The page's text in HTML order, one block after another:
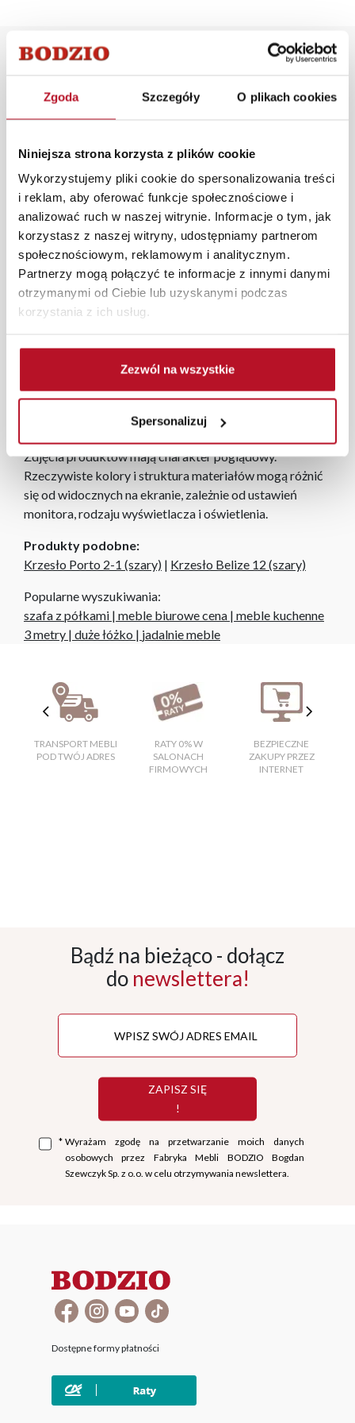
Zgoda Szczegóły O plikach cookies
Niniejsza strona korzysta z plików cookie
Wykorzystujemy pliki cookie do spersonalizowania treści
i reklam, aby oferować funkcje społecznościowe i
analizować ruch w naszej witrynie. Informacje o tym, jak
korzystasz z naszej witryny, udostępniamy partnerom
społecznościowym, reklamowym i analitycznym.
Partnerzy mogą połączyć te informacje z innymi danymi
otrzymanymi od Ciebie lub uzyskanymi podczas
korzystania z ich usług.
Zezwól na wszystkie
Spersonalizuj
Opis produktu
Nowoczesne i wygodne krzesło tapicerowane
dotyku materiałem. Pikowany tył krzesła podkreśla jego
walory estetyczne. Piękne, czarne metalowe nogi dodają
elegancji i są zachowane w charakterze minimalizmu.
Krzesło to idealnie sprawdzi się w jadalni czy kuchni.
W każdym z salonów mebli Bodzio oferujemy pomoc w
aranżacji mebli, a nasi pracownicy z wykorzystaniem
programu Planer 3D bezpłatnie zaprojektują i
przygotują kompleksową wizualizację Państwa
pomieszczenia wraz z wyceną. Każde zamówienie
roboczych na terenie całej Polski. W przypadku
zamówień internetowych czas dostawy wynosi do 5 dni
zamówienia powyżej 1000 zł dostarczamy gratis
niezależnie od miejsca złożenia zamówienia.
Zdjęcia produktów mają charakter poglądowy.
Rzeczywiste kolory i struktura materiałów mogą różnić
się od widocznych na ekranie, zależnie od ustawień
monitora, rodzaju wyświetlacza i oświetlenia.
Produkty podobne:
Krzesło Porto 2-1 (szary) | Krzesło Belize 12 (szary)
Popularne wyszukiwania:
szafa z półkami | meble biurowe cena | meble kuchenne
3 metry | duże łóżko | jadalnie meble
TRANSPORT MEBLI
POD TWÓJ ADRES
RATY 0% W
SALONACH
FIRMOWYCH
BEZPIECZNE
ZAKUPY PRZEZ
INTERNET
Bądź na bieżąco - dołącz
do newslettera!
ZAPISZ SIĘ
!
* Wyrażam zgodę na przetwarzanie moich danych
osobowych przez Fabryka Mebli BODZIO Bogdan
Szewczyk Sp. z o.o. w celu otrzymywania newslettera.
Dostępne formy płatności